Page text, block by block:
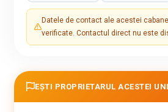
Datele de contact ale acestei
verificate. Contactul direct nu este
EȘTI PROPRIETARUL ACESTEI